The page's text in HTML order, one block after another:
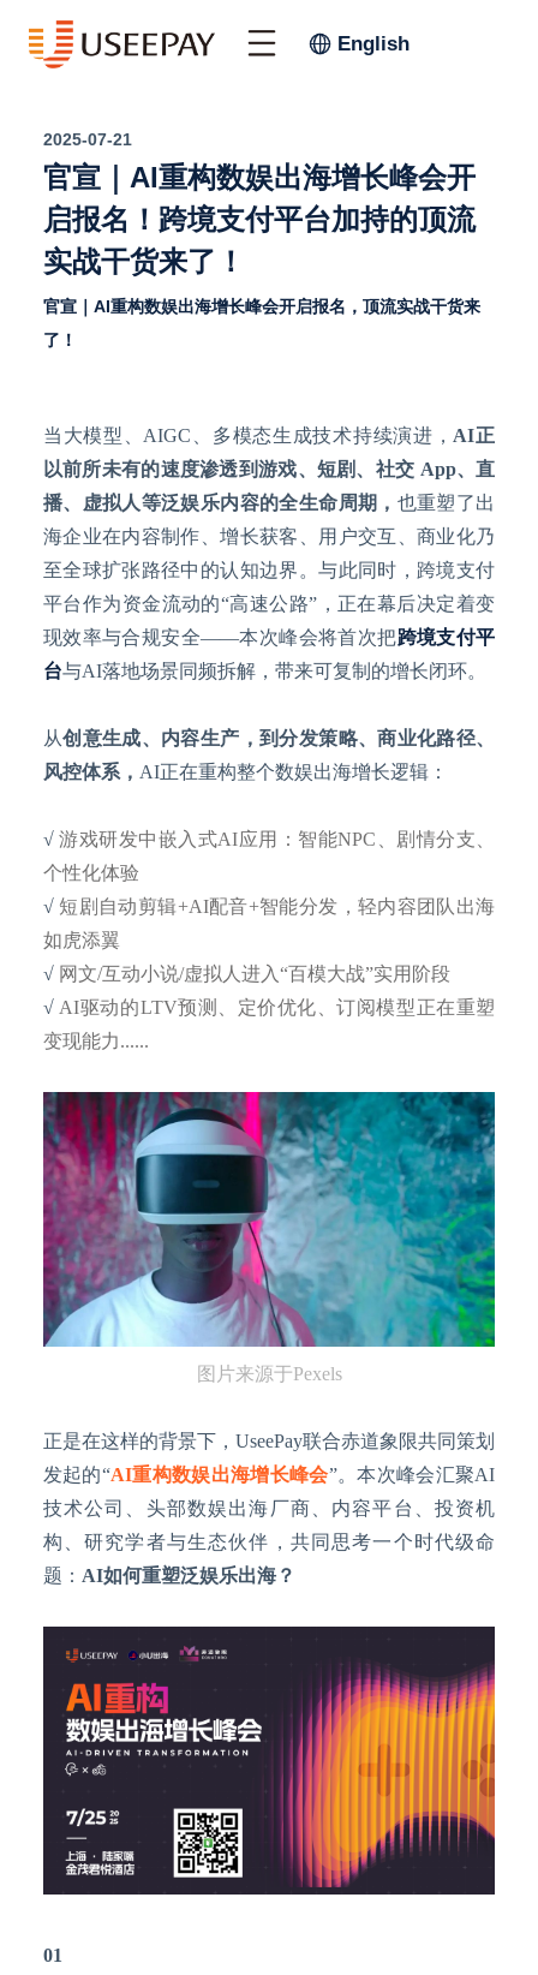
English
2025-07-21
官宣｜AI重构数娱出海增长峰会开
启报名！跨境支付平台加持的顶流
实战干货来了！
官宣｜AI重构数娱出海增长峰会开启报名，顶流实战干货来
了！
当大模型、 AIGC、多模态生成技术持续演进， AI正
以前所未有的速度渗透到游戏、短剧、社交 App、直
播、虚拟人等泛娱乐内容的全生命周期， 也重塑了出
海企业在内容制作、增长获客、用户交互、商业化乃
至全球扩张路径中的认知边界。与此同时，跨境支付
平台作为资金流动的“高速公路”，正在幕后决定着变
现效率与合规安全——本次峰会将首次把跨境支付平
台与AI落地场景同频拆解，带来可复制的增长闭环。
从创意生成、内容生产，到分发策略、商业化路径、
风控体系， AI正在重构整个数娱出海增长逻辑：
√游戏研发中嵌入式AI应用：智能NPC、剧情分支、
个性化体验
√ 短剧自动剪辑+AI配音+智能分发，轻内容团队出海
如虎添翼
√ 网文/互动小说/虚拟人进入“百模大战”实用阶段
√ AI驱动的LTV预测、定价优化、订阅模型正在重塑
变现能力......
图片来源于Pexels
正是在这样的背景下， UseePay联合赤道象限共同策划
发起的“AI重构数娱出海增长峰会”。本次峰会汇聚AI
技术公司、头部数娱出海厂商、内容平台、投资机
构、研究学者与生态伙伴，共同思考一个时代级命
题： AI如何重塑泛娱乐出海？
01